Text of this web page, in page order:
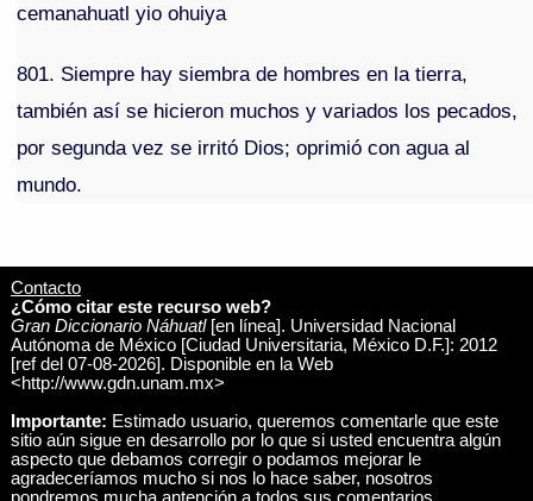
cemanahuatl yio ohuiya
801. Siempre hay siembra de hombres en la tierra,
también así se hicieron muchos y variados los pecados,
por segunda vez se irritó Dios; oprimió con agua al
mundo.
Contacto
¿Cómo citar este recurso web?
Gran Diccionario Náhuatl[en línea]. Universidad Nacional
Autónoma de México [Ciudad Universitaria, México D.F.]: 2012
[ref del 07-08-2026]. Disponible en la Web
<http://www.gdn.unam.mx>
Importante: Estimado usuario, queremos comentarle que este
sitio aún sigue en desarrollo por lo que si usted encuentra algún
aspecto que debamos corregir o podamos mejorar le
agradeceríamos mucho si nos lo hace saber, nosotros
pondremos mucha antención a todos sus comentarios.